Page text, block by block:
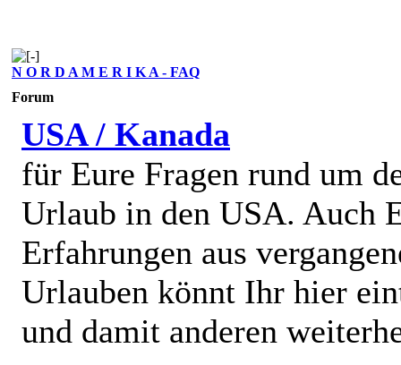
N O R D A M E R I K A - FAQ
Forum
USA / Kanada
für Eure Fragen rund um
Urlaub in den USA. Auch
Erfahrungen aus
Urlauben könnt Ihr hier
und damit anderen